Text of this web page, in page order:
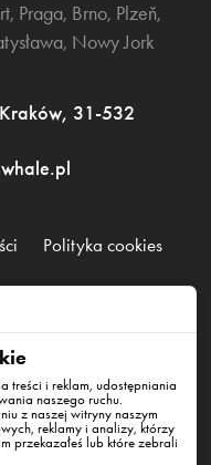
treści i reklam, udostępniania
naszego ruchu.
z naszej witryny naszym
reklamy i analizy, którzy
przekazałeś lub które zebrali
, Praga, Brno, Plzeň,
, Nowy Jork
31-532
Polityka cookies
NIP: 6751738063,
31-532